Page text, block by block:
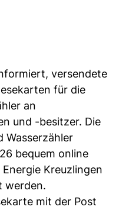
versendete
für die
an
und -besitzer. Die
Wasserzähler
bequem online
Kreuzlingen
werden.
mit der Post